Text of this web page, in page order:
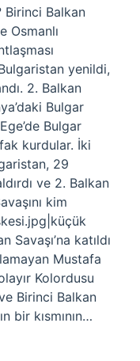
Birinci Balkan
Osmanlı
yenildi,
2. Balkan
Bulgar
Bulgar
kurdular. İki
29
ve 2. Balkan
kim
katıldı
Mustafa
Kolordusu
Birinci Balkan
bir kısmının…